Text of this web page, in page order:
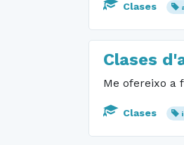
Clases
Clases
Me ofereixo a
Clases